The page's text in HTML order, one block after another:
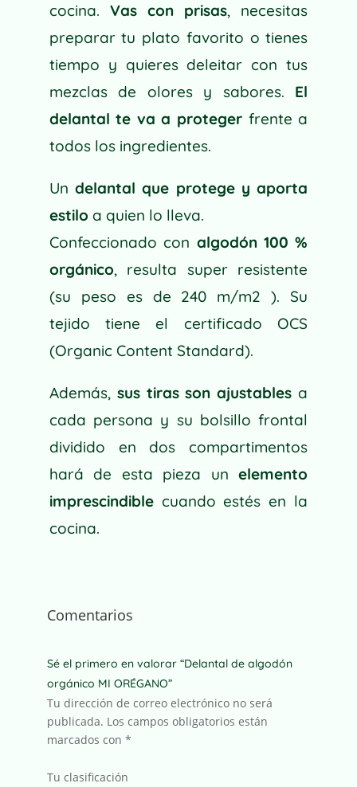
E
:
cocina. Vas con prisas, necesitas
preparar tu plato favorito o tienes
tiempo y quieres deleitar con tus
mezclas de olores y sabores. El
delantal te va a proteger frente a
todos los ingredientes.
Undelantal que protege y aporta
estilo a quien lo lleva.
Confeccionado con algodón 100 %
orgánico, resulta super resistente
(su peso es de 240 m/m2 ). Su
tejido tiene el certificado OCS
(Organic Content Standard).
Además, sus tiras son ajustables a
cada persona y su bolsillo frontal
dividido en dos compartimentos
hará de esta pieza un elemento
imprescindiblecuando estés en la
cocina.
Comentarios
Sé el primero en valorar “Delantal de algodón
orgánico MI ORÉGANO”
Tu dirección de correo electrónico no será
publicada. Los campos obligatorios están
marcados con *
Tu clasificación